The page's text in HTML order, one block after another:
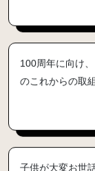
100周年に向け
のこれからの取
子供が大変お世